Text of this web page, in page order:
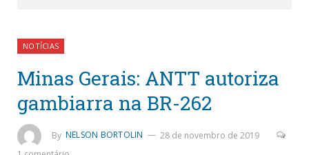
NOTÍCIAS
Minas Gerais: ANTT autoriza
gambiarra na BR-262
By NELSON BORTOLIN
28 de novembro de 2019